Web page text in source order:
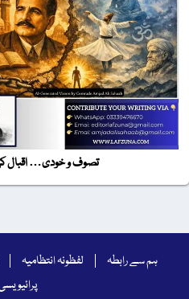
تصوف و خودی…
ہم سے رابطہ لفظونہ انتظامیہ